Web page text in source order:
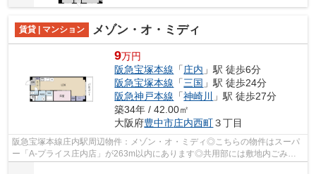
賃貸 | マンション メゾン・オ・ミディ
9万円
阪急宝塚本線 「庄内 」駅 徒歩6分
阪急宝塚本線 「三国 」駅 徒歩24分
阪急神戸本線 「神崎川
」駅 徒歩27分
築34年 / 42.00㎡
大阪府豊中市庄内西町３丁目
阪急宝塚本線庄内駅周辺物件：メゾン・オ・ミディ◎こちらの物件はスーパ
ー「A-プライス庄内店」が263m以内にあります◎共用部には敷地内ごみ置